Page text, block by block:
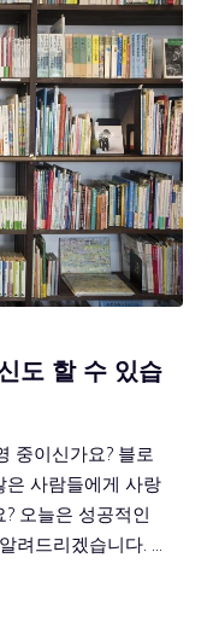
도 할 수 있습
중이신가요? 블로
은 사람들에게 사랑
오늘은 성공적인
려드리겠습니다. …